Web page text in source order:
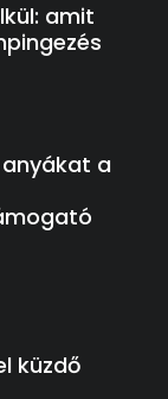
amit
a
küzdő